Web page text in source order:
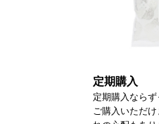
定期購入
定期購入なら
ご購入いただ